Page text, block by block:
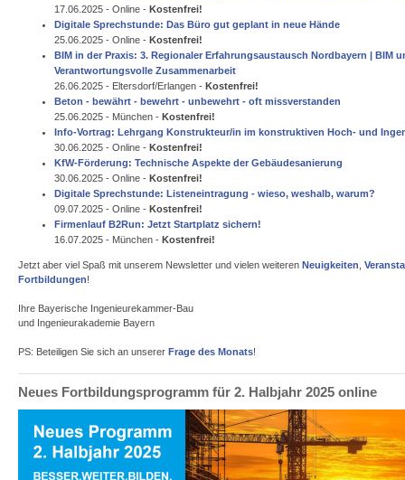
17.06.2025 - Online - Kostenfrei!
Digitale Sprechstunde: Das Büro gut geplant in neue Hände
25.06.2025 - Online - Kostenfrei!
BIM in der Praxis: 3. Regionaler Erfahrungsaustausch Nordbayern | BIM
Verantwortungsvolle Zusammenarbeit
26.06.2025 - Eltersdorf/Erlangen - Kostenfrei!
Beton - bewährt - bewehrt - unbewehrt - oft missverstanden
25.06.2025 - München - Kostenfrei!
Info-Vortrag: Lehrgang Konstrukteur/in im konstruktiven Hoch- und
30.06.2025 - Online - Kostenfrei!
KfW-Förderung: Technische Aspekte der Gebäudesanierung
30.06.2025 - Online - Kostenfrei!
Digitale Sprechstunde: Listeneintragung - wieso, weshalb, warum?
09.07.2025 - Online - Kostenfrei!
Firmenlauf B2Run: Jetzt Startplatz sichern!
16.07.2025 - München - Kostenfrei!
Jetzt aber viel Spaß mit unserem Newsletter und vielen weiteren Neuigkeiten
Fortbildungen!
Ihre Bayerische Ingenieurekammer-Bau
und Ingenieurakademie Bayern
PS: Beteiligen Sie sich an unserer Frage des Monats!
Neues Fortbildungsprogramm für 2. Halbjahr 2025 online